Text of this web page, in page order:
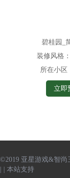
碧桂园_
装修风格：
所在小区
立即
©2019 亚星游戏&智尚
| | 本站支持